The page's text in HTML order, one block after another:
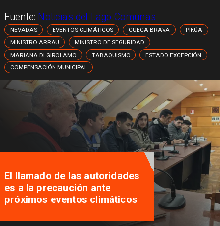
Fuente: Noticias del Lago Comunas
NEVADAS EVENTOS CLIMÁTICOS CUECA BRAVA
PIKÚA
MINISTRO ARRAU
MINISTRO DE SEGURIDAD
MARIANA DI GIROLAMO
TABAQUISMO
ESTADO EXCEPCIÓN
COMPENSACIÓN MUNICIPAL
El llamado de las autoridades
es a la precaución ante
próximos eventos climáticos